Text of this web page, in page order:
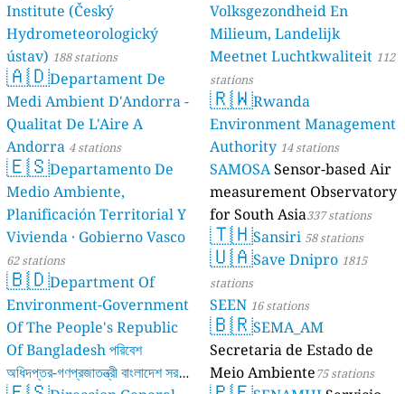
Institute (Český
Hydrometeorologický
ústav) 188 stations
🇦🇩Departament De
Medi Ambient D'Andorra -
Qualitat De L'Aire A
Andorra 4 stations
🇪🇸Departamento De
Medio Ambiente,
Planificación Territorial Y
Vivienda · Gobierno Vasco
62 stations
🇧🇩Department Of
Environment-Government
Of The People's Republic
Of Bangladesh পরিবেশ
অধিদপ্তর-গণপ্রজাতন্ত্রী বাংলাদেশ সরকার
Volksgezondheid En
Milieum, Landelijk
Meetnet Luchtkwaliteit 112
stations
🇷🇼Rwanda
Environment Management
Authority 14 stations
SAMOSASensor-based Air
measurement Observatory
for South Asia337 stations
🇹🇭Sansiri 58 stations
🇺🇦Save Dnipro 1815
stations
SEEN 16 stations
🇧🇷SEMA_AM
Secretaria de Estado de
Meio Ambiente75 stations